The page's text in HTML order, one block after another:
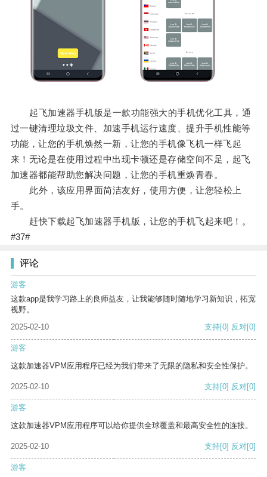
起飞加速器手机版是一款功能强大的手机优化工具，通
过一键清理垃圾文件、加速手机运行速度、提升手机性能等
功能，让您的手机焕然一新，让您的手机像飞机一样飞起
来！无论是在使用过程中出现卡顿还是存储空间不足，起飞
加速器都能帮助您解决问题，让您的手机重焕青春。
此外，该应用界面简洁友好，使用方便，让您轻松上
手。
赶快下载起飞加速器手机版，让您的手机飞起来吧！。
#37#
评论
游客
这款app是我学习路上的良师益友，让我能够随时随地学习新知识，拓宽
视野。
2025-02-10
支持[0] 反对[0]
游客
这款加速器VPM应用程序已经为我们带来了无限的隐私和安全性保护。
2025-02-10 支持[0] 反对[0]
游客
这款加速器VPM应用程序可以给你提供全球覆盖和最高安全性的连接。
2025-02-10 支持[0] 反对[0]
游客